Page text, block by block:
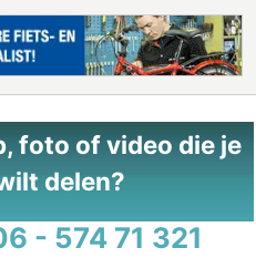
foto of video die je
delen?
- 574 71 321